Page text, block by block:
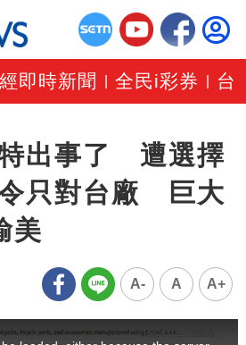
即時新聞 |全民i彩券 台
出事了 遭選擇
只對台廠 巨大
美
A- A A+